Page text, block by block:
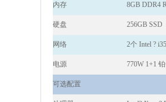
内存 8GB DDR4
硬盘 256GB SSD
网络 2个 Intel ?
电源 770W 1+1
可选配置